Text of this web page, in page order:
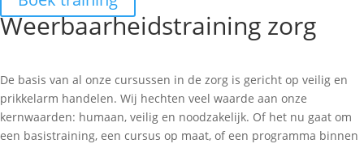
Weerbaarheidstraining zorg
De basis van al onze cursussen in de zorg is gericht op veilig en
prikkelarm handelen. Wij hechten veel waarde aan onze
kernwaarden: humaan, veilig en noodzakelijk. Of het nu gaat om
een basistraining, een cursus op maat, of een programma binnen